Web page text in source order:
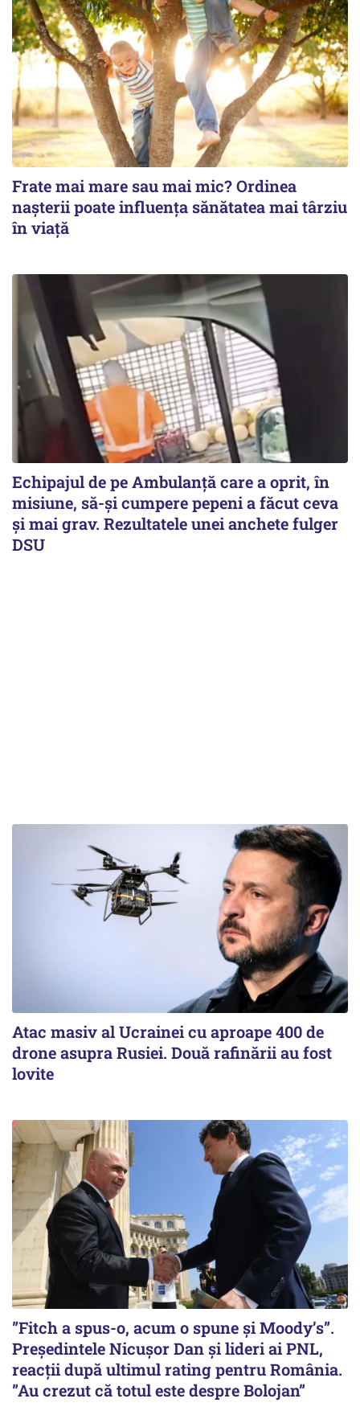
Frate mai mare sau mai mic? Ordinea
nașterii poate influența sănătatea mai târziu
în viață
Echipajul de pe Ambulanță care a oprit, în
misiune, să-și cumpere pepeni a făcut ceva
și mai grav. Rezultatele unei anchete fulger
DSU
Atac masiv al Ucrainei cu aproape 400 de
drone asupra Rusiei. Două rafinării au fost
lovite
”Fitch a spus-o, acum o spune și Moody’s”.
Președintele Nicușor Dan și lideri ai PNL,
reacții după ultimul rating pentru România.
”Au crezut că totul este despre Bolojan”